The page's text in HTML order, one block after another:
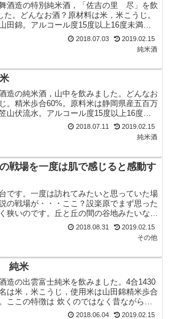
酒造の特別純米酒，「佐吉の里 尽」を飲
。どんなお酒？原材料は米，米こうじ。
田錦。アルコール度15度以上16度未満。
佐吉」って誰？石... 2018.07.03
2019.02.15
純米酒
造の純米酒，山中を飲みました。どんなお
。精米歩合60%。原料米は静岡県産五百万
山伏流水。アルコール度15度以上16度未
どんな味？色はわ...2018.07.11
2019.02.15
純米酒
戦場を一度は肌で感じると感動す
です。一度は訪れてみたいと思っていた場
の戦場が・・・ここ？設楽原でまず思った
狭いのです。丘と丘の間の谷地みたいなと
はばが200メートルもないので...
2018.08.31
2019.02.15
その他
純米
造の出雲富士純米を飲みました。4合1430
は米，米こうじ，使用米は山田錦精米歩合
ここの特徴は 炊くのではなく昔ながらの
ぶね）の手搾りであり...2018.06.04
2019.02.15